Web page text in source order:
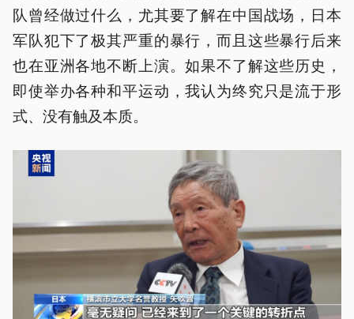
队曾经做过什么，尤其要了解在中国战场，日本
军队犯下了极其严重的暴行，而且这些暴行后来
也在亚洲各地不断上演。如果不了解这些历史，
即使举办各种和平运动，我认为终究只是流于形
式、没有触及本质。